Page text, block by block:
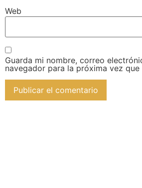
Web
Guarda mi nombre, correo
navegador para la próxima vez que